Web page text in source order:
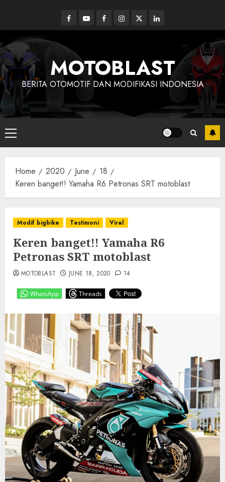
content
Facebook
YoutubeFacebookInstagram
Twitterlinkedin
MOTOBLAST
BERITA OTOMOTIF DAN MODIFIKASI INDONESIA
Primary
Menu
Home 2020 June
18
Keren banget!! Yamaha R6 Petronas SRT motoblast
Modif bigbike Testimoni Viral
Keren banget!! Yamaha R6
Petronas SRT motoblast
WhatsApp Threads
MOTOBLAST JUNE 18, 2020 14